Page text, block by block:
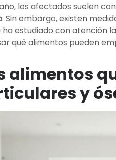
los afectados suelen
Sin embargo, existen
estudiado con atención
qué alimentos pueden
alimentos
y